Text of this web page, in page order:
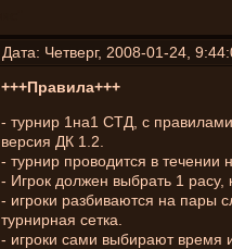
Дата: Четверг, 2008-01-24,
+++Правила+++
- турнир 1на1 СТД, с правилами
версия ДК 1.2.
- турнир проводится в течении
- Игрок должен выбрать 1 расу,
- игроки разбиваются на пары
турнирная сетка.
- игроки сами выбирают время